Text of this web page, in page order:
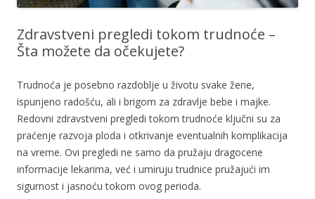
Zdravstveni pregledi tokom trudnoće –
Šta možete da očekujete?
Trudnoća je posebno razdoblje u životu svake žene,
ispunjeno radošću, ali i brigom za zdravlje bebe i majke.
Redovni zdravstveni pregledi tokom trudnoće ključni su za
praćenje razvoja ploda i otkrivanje eventualnih komplikacija
na vreme. Ovi pregledi ne samo da pružaju dragocene
informacije lekarima, već i umiruju trudnice pružajući im
sigurnost i jasnoću tokom ovog perioda.